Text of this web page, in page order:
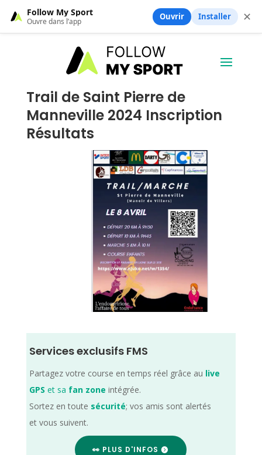
Trail de Saint Pierre de
Manneville 2024 Inscription
Résultats
Services exclusifs FMS
Partagez votre course en temps réel grâce au live
GPS et sa fan zone intégrée.
Sortez en toute sécurité; vos amis sont alertés
et vous suivent.
👀 PLUS D'INFOS
Follow My Sport
Ouvre dans l’app Ouvrir Installer ✕